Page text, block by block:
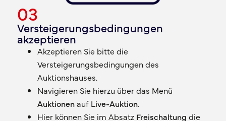
03
Versteigerungsbedingungen
akzeptieren
Akzeptieren Sie bitte die
Versteigerungsbedingungen des
Auktionshauses.
Navigieren Sie hierzu über das Menü
Auktionenauf Live-Auktion.
Hier können Sie im Absatz Freischaltung die